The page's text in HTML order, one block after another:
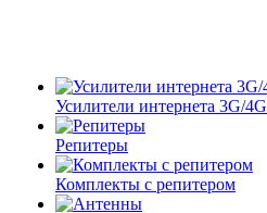
Усилители интернета 3G/4G
Репитеры
Комплекты с репитером